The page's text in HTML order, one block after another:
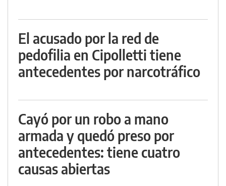
El acusado por la red de
pedofilia en Cipolletti tiene
antecedentes por narcotráfico
Cayó por un robo a mano
armada y quedó preso por
antecedentes: tiene cuatro
causas abiertas